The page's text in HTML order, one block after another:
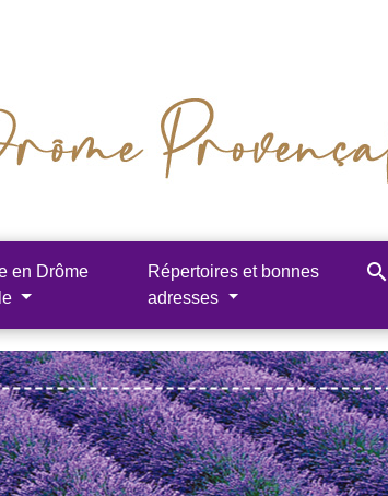
en Drôme
Répertoires et bonnes
adresses
search